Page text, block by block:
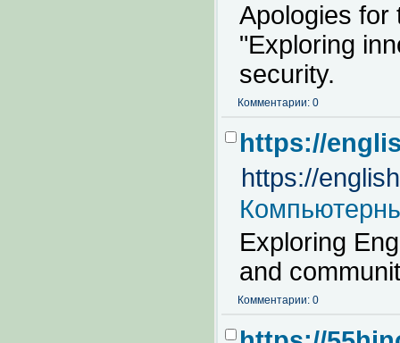
Apologies for
"Exploring
security.
Комментарии: 0
https://
https://
Exploring
and
Комментарии: 0